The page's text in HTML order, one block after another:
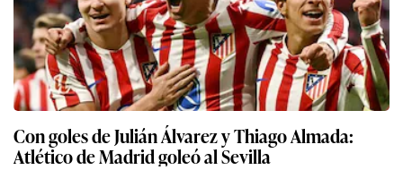
Con goles de Julián Álvarez y Thiago Almada:
Atlético de Madrid goleó al Sevilla